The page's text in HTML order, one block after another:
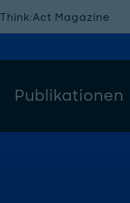
Publikationen
Think:Act Magazine